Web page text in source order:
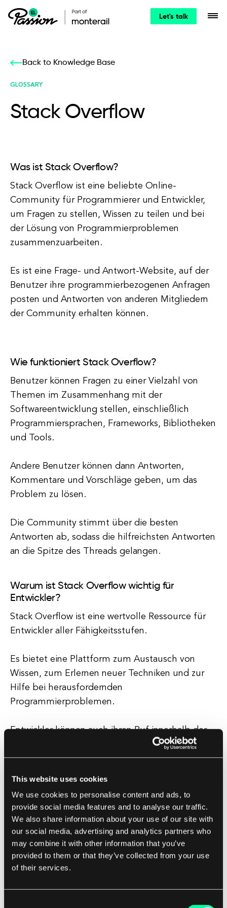
This website uses cookies
We use cookies to personalise content and ads, to
provide social media features and to analyse our traffic.
We also share information about your use of our site with
our social media, advertising and analytics partners who
may combine it with other information that you’ve
provided to them or that they’ve collected from your use
of their services.
Let's talk
Back to Knowledge Base
GLOSSARY
Stack Overflow
Was ist Stack Overflow?
Stack Overflow ist eine beliebte Online-
Community für Programmierer und Entwickler,
um Fragen zu stellen, Wissen zu teilen und bei
der Lösung von Programmierproblemen
zusammenzuarbeiten.
Es ist eine Frage- und Antwort-Website, auf der
Benutzer ihre programmierbezogenen Anfragen
posten und Antworten von anderen Mitgliedern
der Community erhalten können.
Wie funktioniert Stack Overflow?
Benutzer können Fragen zu einer Vielzahl von
Themen im Zusammenhang mit der
Softwareentwicklung stellen, einschließlich
Programmiersprachen, Frameworks, Bibliotheken
und Tools.
Andere Benutzer können dann Antworten,
Kommentare und Vorschläge geben, um das
Problem zu lösen.
Die Community stimmt über die besten
Antworten ab, sodass die hilfreichsten Antworten
an die Spitze des Threads gelangen.
Warum ist Stack Overflow wichtig für
Entwickler?
Stack Overflow ist eine wertvolle Ressource für
Entwickler aller Fähigkeitsstufen.
Es bietet eine Plattform zum Austausch von
Wissen, zum Erlernen neuer Techniken und zur
Hilfe bei herausfordernden
Programmierproblemen.
Entwickler können auch ihren Ruf innerhalb der
Community aufbauen, indem sie hilfreiche
Antworten geben und Abzeichen für ihre
SEO-Vorteile von Stack Overflow
Aus SEO-Perspektive kann Stack Overflow ein
wertvolles Werkzeug für Entwickler und
Softwareentwicklungsunternehmen sein.